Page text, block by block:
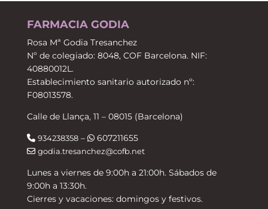
FARMACIA GODIA
Rosa Mª Godia Tresanchez
Nº de colegiado: 8048, COF Barcelona. NIF:
40880012L.
Establecimiento sanitario autorizado nº:
F08013578.
Calle de Llança, 11 – 08015 (Barcelona)
934238358– 607211655
godia.tresanchez@cofb.net
Lunes a viernes de 9:00h a 21:00h. Sábados de
9:00h a 13:30h.
Cierres y vacaciones: domingos y festivos.